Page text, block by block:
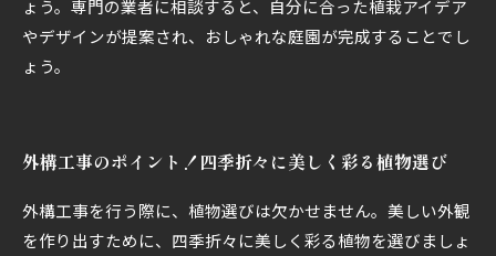
ょう。専門の業者に相談すると、自分に合った植栽アイデア
やデザインが提案され、おしゃれな庭園が完成することでし
ょう。
外構工事のポイント！四季折々に美しく彩る植物選び
外構工事を行う際に、植物選びは欠かせません。美しい外観
を作り出すために、四季折々に美しく彩る植物を選びましょ